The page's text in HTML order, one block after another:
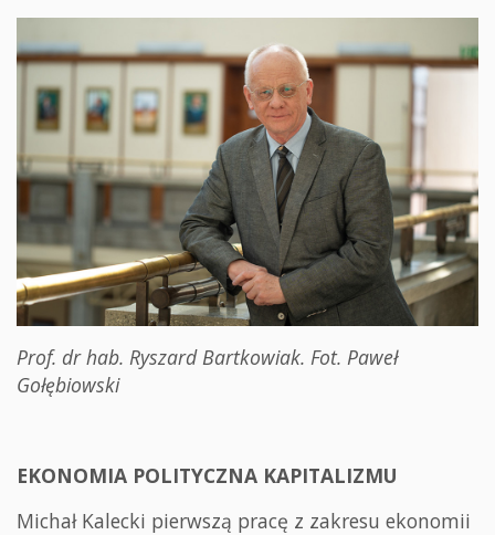
Prof. dr hab. Ryszard Bartkowiak. Fot. Paweł
Gołębiowski
EKONOMIA POLITYCZNA KAPITALIZMU
Michał Kalecki pierwszą pracę z zakresu ekonomii